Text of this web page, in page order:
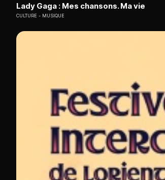
Lady Gaga : Mes chansons. Ma vie
CULTURE MUSIQUE